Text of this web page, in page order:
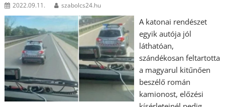
2022.09.11. szabolcs24.hu
A katonai rendészet
egyik autója jól
láthatóan,
szándékosan feltartotta
a magyarul kitűnően
beszélő román
kamionost, előzési